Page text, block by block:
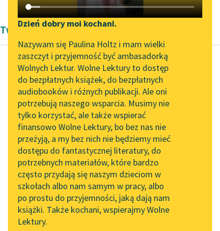
Katalog DAISY
Podkasty o książkach
Zgłoś brak utworu
Aktualności
Zapraszamy na spotkanie
online z tłumaczkami
literatury skandynawskiej
Spotkanie z Katarzyną
Tunkiel w Oslo
Wolne Lektury na 32.
Pol’and’Rock Festivalu
„Kochanek Lady
Chatterley” do słuchania
na Wolnych Lekturach
Nowy audiobook –
„Marzenie o Oriencie”
Narzędzia
Mapa Wolnych Lektur
Leśmianator
Przewodnik dla piszących i
czytających
API
OAI-PMH
Widget Wolnych Lektur
Przypisy
Dzień dobry moi kochani.
Nazywam się Paulina Holtz i mam wielki
zaszczyt i przyjemność być ambasadorką
Wolnych Lektur. Wolne Lektury to dostęp
do bezpłatnych książek, do bezpłatnych
audiobooków i różnych publikacji. Ale oni
potrzebują naszego wsparcia. Musimy nie
tylko korzystać, ale także wspierać
finansowo Wolne Lektury, bo bez nas nie
przeżyją, a my bez nich nie będziemy mieć
dostępu do fantastycznej literatury, do
potrzebnych materiałów, które bardzo
często przydają się naszym dzieciom w
szkołach albo nam samym w pracy, albo
po prostu do przyjemności, jaką dają nam
książki. Także kochani, wspierajmy Wolne
Lektury.
Twórczość Zofia Daszyńska-Golińska
Zofia Daszyńska-Golińska
Prawo wyborcze
kobiet
Przyszła Republika, oto
forma w jakiej ogół
nasz chciałby widzieć
praworządne państwo
polskie.
Prawo rządzić...